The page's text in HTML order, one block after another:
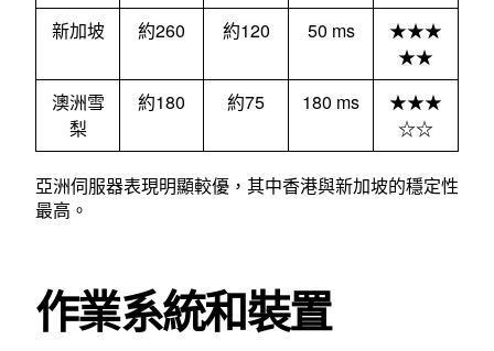
新加坡
約260 約120 50 ms
★★★
★★
澳洲雪
梨
約180 約75 180 ms
★★★
☆☆
亞洲伺服器表現明顯較優，其中香港與新加坡的穩定性
最高。
作業系統和裝置